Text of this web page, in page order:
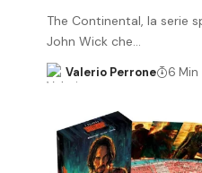
The Continental, la serie
John Wick che…
Valerio Perrone 6 Min